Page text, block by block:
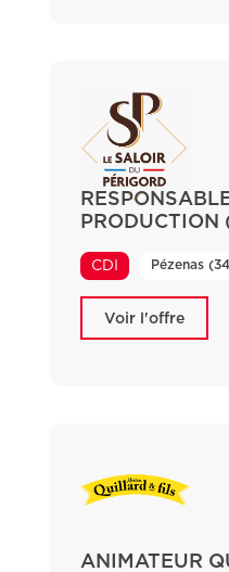
CDI Pézenas
Voir l'offre
ANIMATEUR